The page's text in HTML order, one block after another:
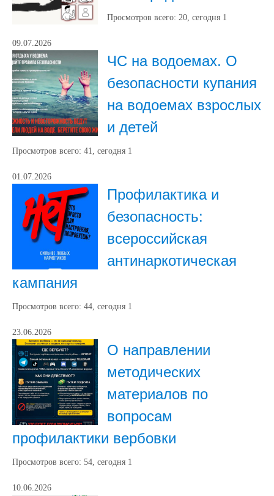
Просмотров всего: 20, сегодня 1
09.07.2026
ЧС на водоемах. О
безопасности купания
на водоемах взрослых
и детей
Просмотров всего: 41, сегодня 1
01.07.2026
Профилактика и
безопасность:
всероссийская
антинаркотическая
кампания
Просмотров всего: 44, сегодня 1
23.06.2026
О направлении
методических
материалов по
вопросам
профилактики вербовки
Просмотров всего: 54, сегодня 1
10.06.2026